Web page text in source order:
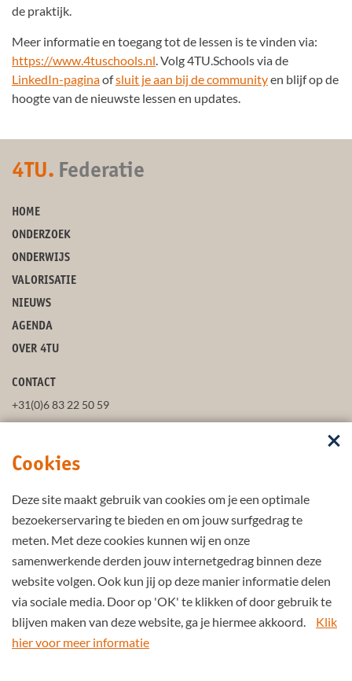
Cookies
Deze site maakt gebruik van cookies om je een optimale
bezoekerservaring te bieden en om jouw surfgedrag te
meten. Met deze cookies kunnen wij en onze
samenwerkende derden jouw internetgedrag binnen deze
website volgen. Ook kun jij op deze manier informatie delen
via sociale media. Door op 'OK' te klikken of door gebruik te
blijven maken van deze website, ga je hiermee akkoord. Klik
hier voor meer informatie
de praktijk.
Meer informatie en toegang tot de lessen is te vinden via:
https://www.4tuschools.nl. Volg 4TU.Schools via de
LinkedIn-paginaofsluit je aan bij de communityen blijf op de
hoogte van de nieuwste lessen en updates.
4TU. Federatie
HOME
ONDERZOEK
ONDERWIJS
VALORISATIE
NIEUWS
AGENDA
OVER 4TU
CONTACT
+31(0)6 83 22 50 59
POSTADRES
VOLG ONS
BLIJF UP-TO-DATE
Part of the4TU.Federation